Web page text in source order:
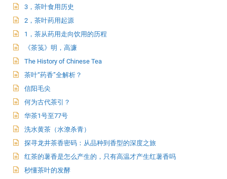
3，茶叶食用历史
2，茶叶药用起源
1，茶从药用走向饮用的历程
《茶笺》明，高濂
The History of Chinese Tea
茶叶“药香”全解析？
信阳毛尖
何为古代茶引？
华茶1号至77号
洗水黄茶（水潦杀青）
探寻龙井茶香密码：从品种到香型的深度之旅
红茶的薯香是怎么产生的，只有高温才产生红薯香吗
秒懂茶叶的发酵